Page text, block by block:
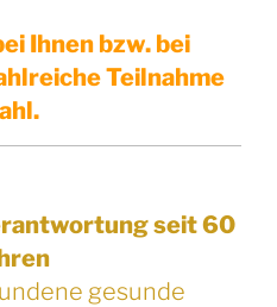
Ihnen bzw. bei
Teilnahme
seit 60
gesunde